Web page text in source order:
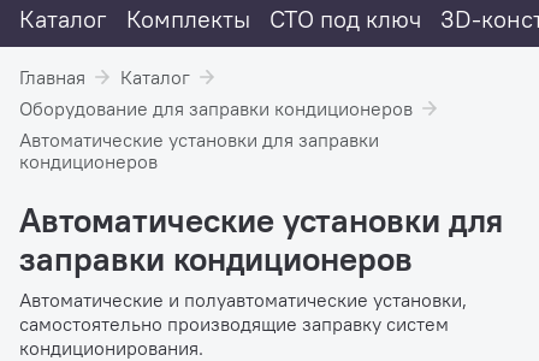
Каталог Комплекты СТО под ключ 3D-
Главная
Каталог
Оборудование для заправки кондиционеров
Автоматические установки для заправки
кондиционеров
Автоматические установки для
заправки кондиционеров
Автоматические и полуавтоматические установки,
самостоятельно производящие заправку систем
кондиционирования.